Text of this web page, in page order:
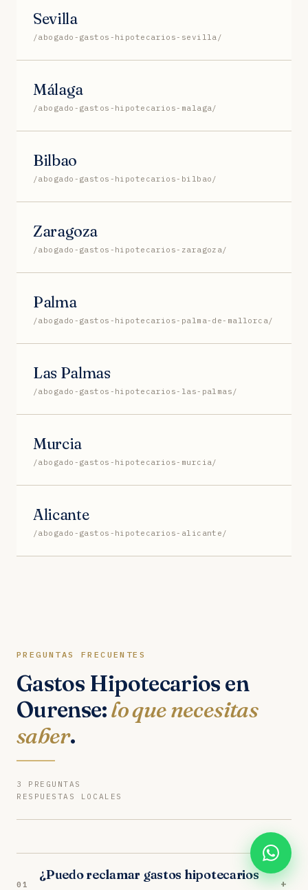
Sevilla
/abogado-gastos-hipotecarios-sevilla/
Málaga
/abogado-gastos-hipotecarios-malaga/
Bilbao
/abogado-gastos-hipotecarios-bilbao/
Zaragoza
/abogado-gastos-hipotecarios-zaragoza/
Palma
/abogado-gastos-hipotecarios-palma-de-mallorca/
Las Palmas
/abogado-gastos-hipotecarios-las-palmas/
Murcia
/abogado-gastos-hipotecarios-murcia/
Alicante
/abogado-gastos-hipotecarios-alicante/
PREGUNTAS FRECUENTES
Gastos Hipotecarios en
Ourense:lo que necesitas
saber.
3 PREGUNTAS
RESPUESTAS LOCALES
01
¿Puedo reclamar gastos hipotecarios
+